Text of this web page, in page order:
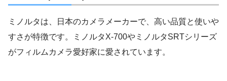
ミノルタは、日本のカメラメーカーで、高い品質と使いや
すさが特徴です。ミノルタX-700やミノルタSRTシリーズ
がフィルムカメラ愛好家に愛されています。